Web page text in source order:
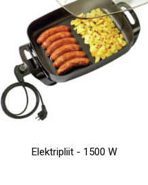
Elektripliit - 1500 W